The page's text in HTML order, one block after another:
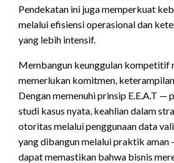
Pendekatan ini juga memperkuat
melalui efisiensi operasional dan
yang lebih intensif.
Membangun keunggulan kompetitif
memerlukan komitmen,
Dengan memenuhi prinsip E.E.A.T —
studi kasus nyata, keahlian dalam
otoritas melalui penggunaan data
yang dibangun melalui praktik aman
dapat memastikan bahwa bisnis